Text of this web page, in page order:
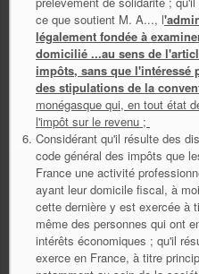
ce que soutient M. A..., l
légalement fondée à
domicilié ...au sens de
impôts, sans que l'intéressé
des stipulations de la
monégasque qui, en tout état
l'impôt sur le revenu ;
Considérant qu'il résulte des
code général des impôts que
France une activité
ayant leur domicile fiscal, à
cette dernière y est exercée à
même des personnes qui ont
intérêts économiques ; qu'il
exerce en France, à titre